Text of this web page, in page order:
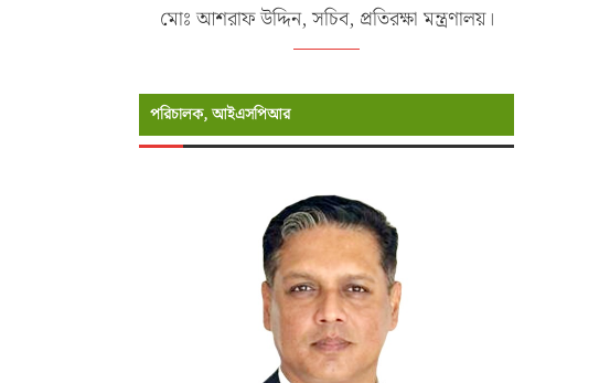
মোঃ আশরাফ উদ্দিন, সচিব, প্রতিরক্ষা মন্ত্রণালয়।
পরিচালক, আইএসপিআর